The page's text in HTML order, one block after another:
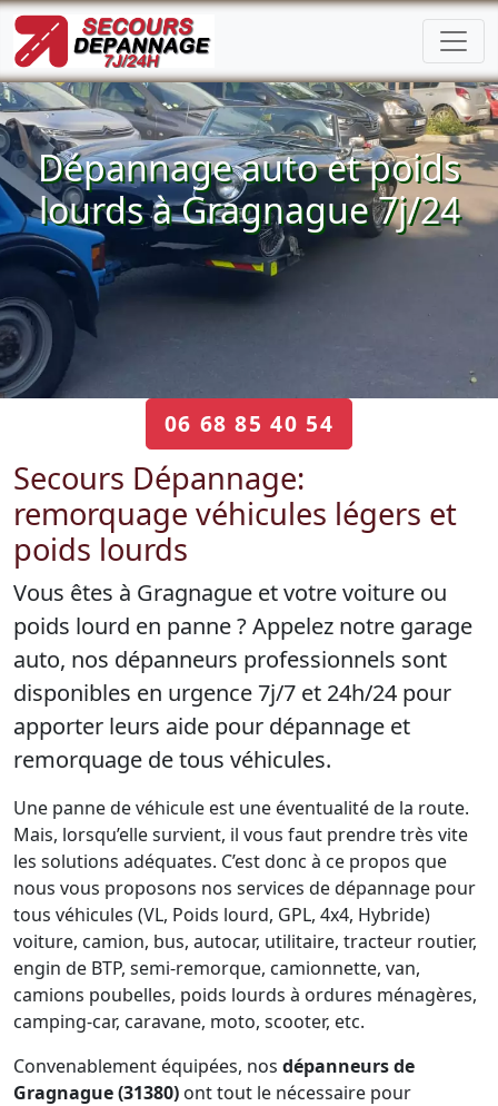
Dépannage auto et poids
lourds à Gragnague 7j/24
06 68 85 40 54
Secours Dépannage:
remorquage véhicules légers et
poids lourds
Vous êtes à Gragnague et votre voiture ou
poids lourd en panne ? Appelez notre garage
auto, nos dépanneurs professionnels sont
disponibles en urgence 7j/7 et 24h/24 pour
apporter leurs aide pour dépannage et
remorquage de tous véhicules.
Une panne de véhicule est une éventualité de la route.
Mais, lorsqu’elle survient, il vous faut prendre très vite
les solutions adéquates. C’est donc à ce propos que
nous vous proposons nos services de dépannage pour
tous véhicules (VL, Poids lourd, GPL, 4x4, Hybride)
voiture, camion, bus, autocar, utilitaire, tracteur routier,
engin de BTP, semi-remorque, camionnette, van,
camions poubelles, poids lourds à ordures ménagères,
camping-car, caravane, moto, scooter, etc.
Convenablement équipées, nos dépanneurs de
Gragnague (31380) ont tout le nécessaire pour